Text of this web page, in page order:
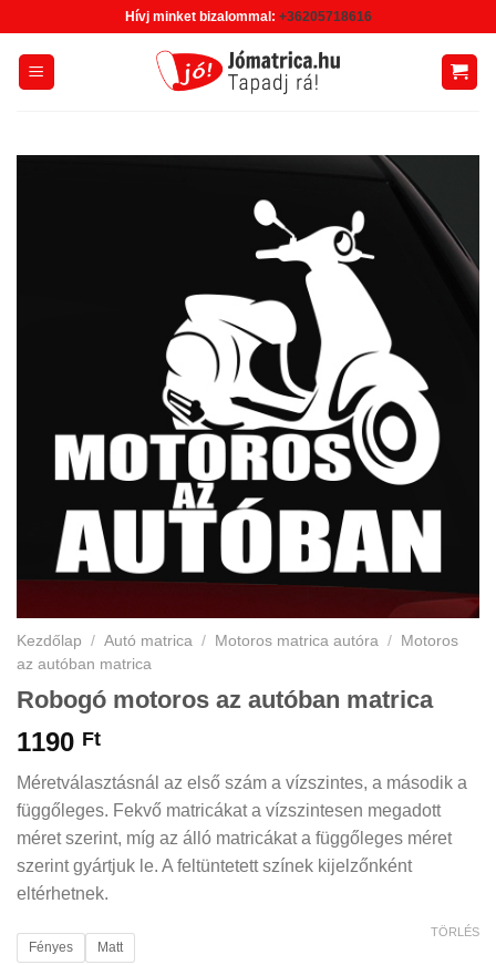
content
Hívj minket bizalommal: +36205718616
Kezdőlap / Autó matrica / Motoros matrica autóra /
Motoros
az autóban matrica
Robogó motoros az autóban matrica
1190 Ft
Méretválasztásnál az első szám a vízszintes, a második a
függőleges. Fekvő matricákat a vízszintesen megadott
méret szerint, míg az álló matricákat a függőleges méret
szerint gyártjuk le. A feltüntetett színek kijelzőnként
eltérhetnek.
Fényes Matt
TÖRLÉS